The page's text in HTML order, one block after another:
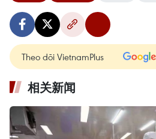
Theo dõi VietnamPlus
相关新闻